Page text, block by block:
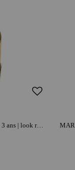
MARC VIDAL 8 craies de trottoir | dès 3 ans | look rétro | dessins extérieurs et marelle | imagination et créativité